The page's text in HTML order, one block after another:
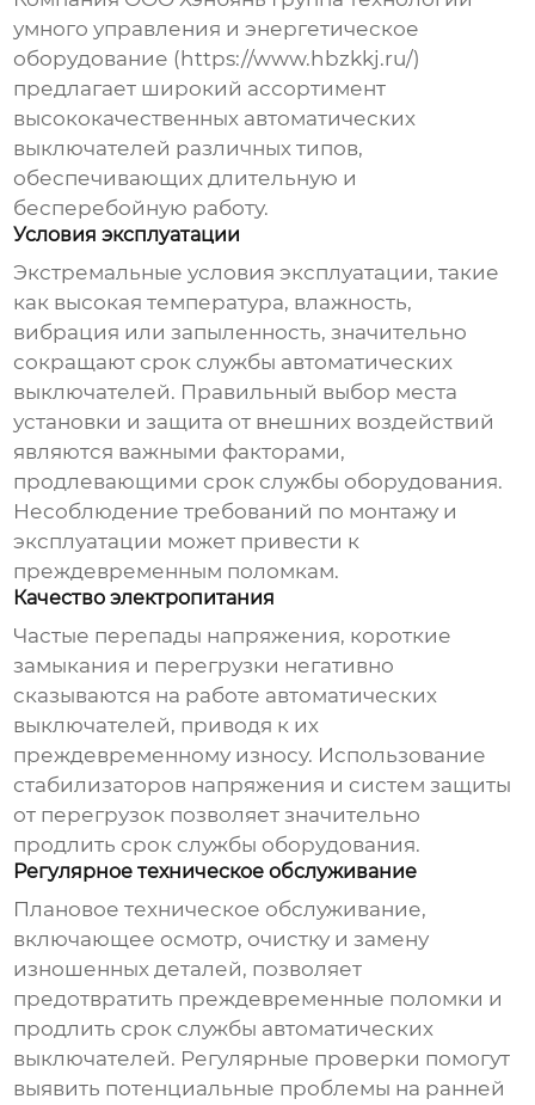
умного управления и энергетическое
оборудование ( https://www.hbzkkj.ru/)
предлагает широкий ассортимент
высококачественных автоматических
выключателей различных типов,
обеспечивающих длительную и
бесперебойную работу.
Условия эксплуатации
Экстремальные условия эксплуатации, такие
как высокая температура, влажность,
вибрация или запыленность, значительно
сокращают срок службы автоматических
выключателей. Правильный выбор места
установки и защита от внешних воздействий
являются важными факторами,
продлевающими срок службы оборудования.
Несоблюдение требований по монтажу и
эксплуатации может привести к
преждевременным поломкам.
Качество электропитания
Частые перепады напряжения, короткие
замыкания и перегрузки негативно
сказываются на работе автоматических
выключателей, приводя к их
преждевременному износу. Использование
стабилизаторов напряжения и систем защиты
от перегрузок позволяет значительно
продлить срок службы оборудования.
Регулярное техническое обслуживание
Плановое техническое обслуживание,
включающее осмотр, очистку и замену
изношенных деталей, позволяет
предотвратить преждевременные поломки и
продлить срок службы автоматических
выключателей. Регулярные проверки помогут
выявить потенциальные проблемы на ранней